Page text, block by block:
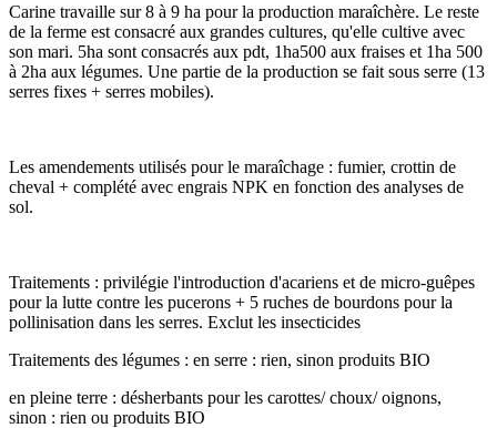
Carine travaille sur 8 à 9 ha pour la production maraîchère. Le reste
de la ferme est consacré aux grandes cultures, qu'elle cultive avec
son mari. 5ha sont consacrés aux pdt, 1ha500 aux fraises et 1ha 500
à 2ha aux légumes. Une partie de la production se fait sous serre (13
serres fixes + serres mobiles).
Les amendements utilisés pour le maraîchage : fumier, crottin de
cheval + complété avec engrais NPK en fonction des analyses de
sol.
Traitements : privilégie l'introduction d'acariens et de micro-guêpes
pour la lutte contre les pucerons + 5 ruches de bourdons pour la
pollinisation dans les serres. Exclut les insecticides
Traitements des légumes : en serre : rien, sinon produits BIO
en pleine terre : désherbants pour les carottes/ choux/ oignons,
sinon : rien ou produits BIO